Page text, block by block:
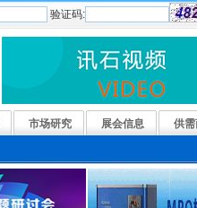
验证码:
市场研究 展会信息 供